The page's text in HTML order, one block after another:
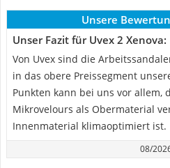
Unsere
Unser Fazit für Uvex 2 Xenova:
Von Uvex sind die
in das obere Preissegment
Punkten kann bei uns vor allem,
Mikrovelours als Obermaterial
Innenmaterial klimaoptimiert ist.
08/